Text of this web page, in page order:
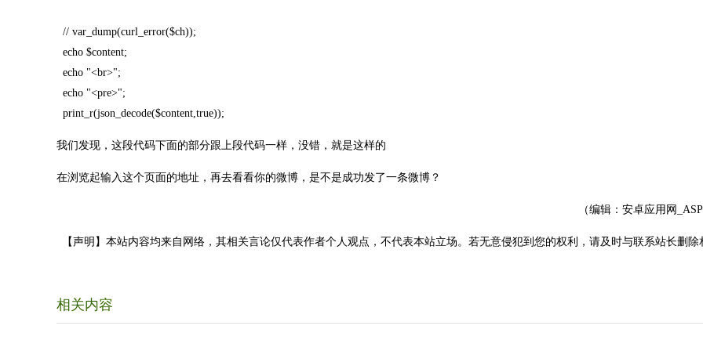
// var_dump(curl_error($ch));
echo $content;
echo "<br>";
echo "<pre>";
print_r(json_decode($content,true));
我们发现，这段代码下面的部分跟上段代码一样，没错，就是这样的
在浏览起输入这个页面的地址，再去看看你的微博，是不是成功发了一条微博？
（编辑：安卓应用网
【声明】本站内容均来自网络，其相关言论仅代表作者个人观点，不代表本站立场。若无意侵犯到您的权利，请及时与联系站长删除
相关内容